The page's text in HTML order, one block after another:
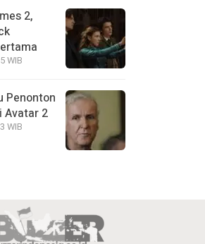
2,
WIB
Penonton
Avatar 2
WIB